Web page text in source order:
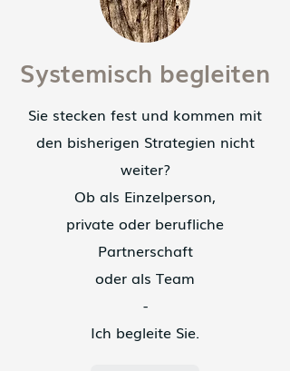
Systemisch begleiten
Sie stecken fest und kommen mit
den bisherigen Strategien nicht
weiter?
Ob als Einzelperson,
private oder berufliche
Partnerschaft
oder als Team
-
Ich begleite Sie.